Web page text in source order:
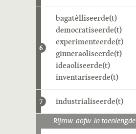
6
bagatèlliseerde(t)
democratiseerde(t)
experimenteerde(t)
ginneraoliseerde(t)
ideaoliseerde(t)
inventariseerde(t)
7 industrialiseerde(t)
Rijmw. aofw. in toenlengde